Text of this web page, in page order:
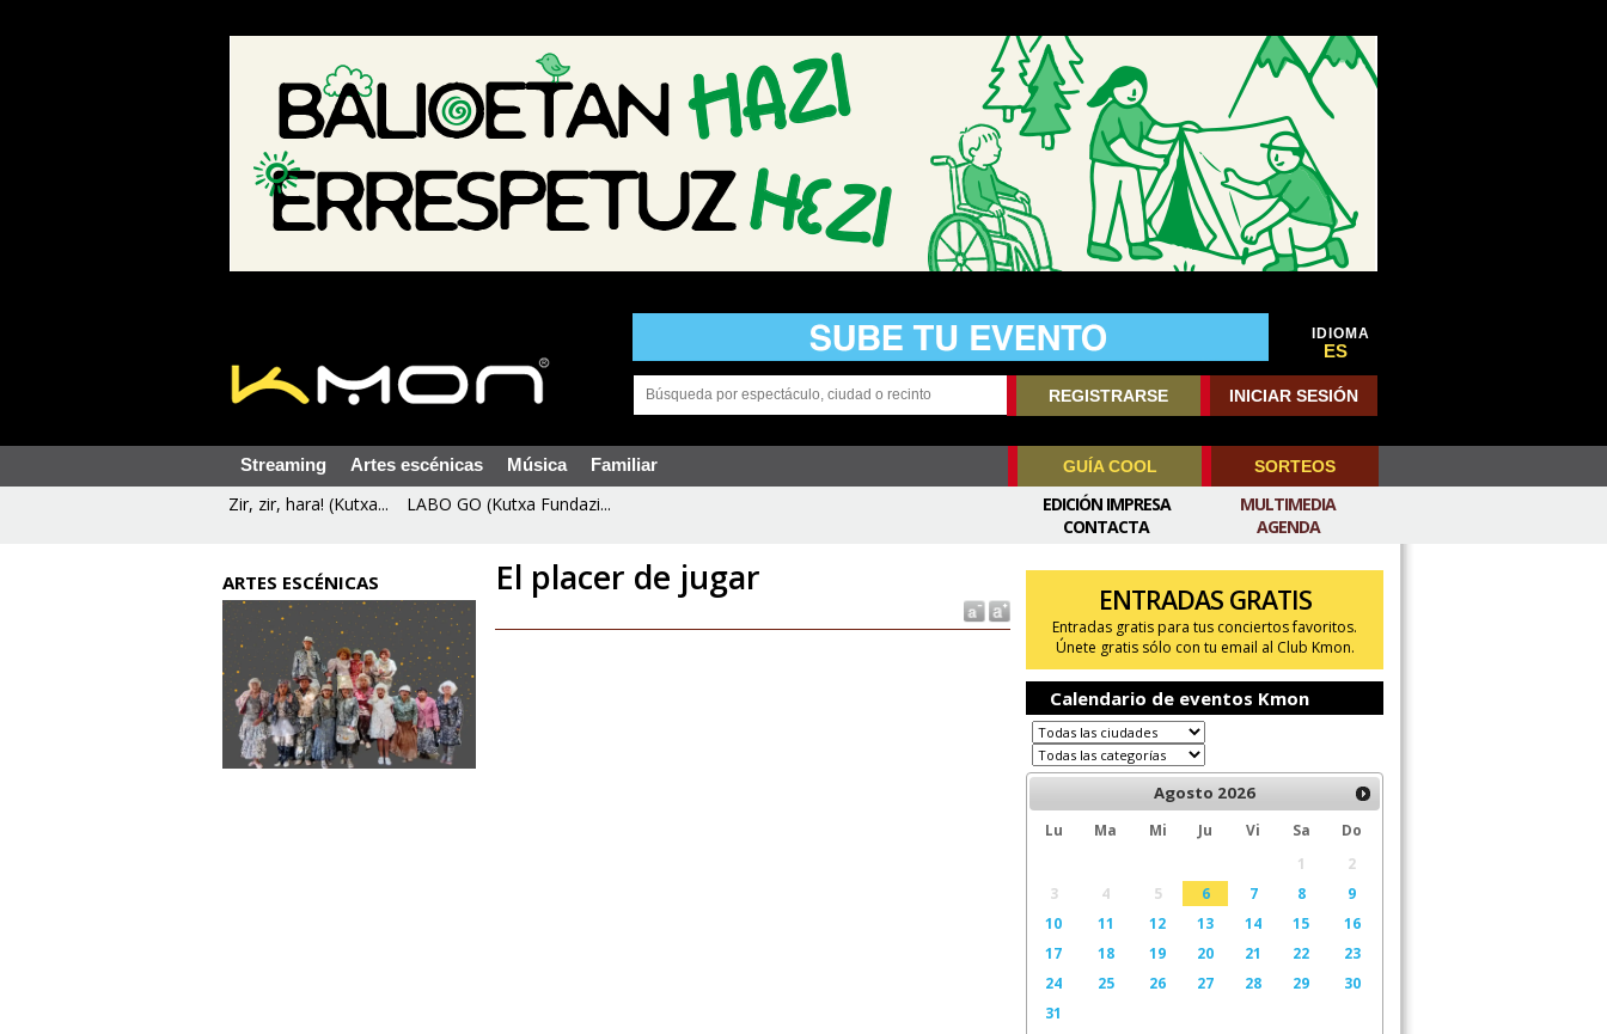
IDIOMA
ES
REGISTRARSE INICIAR SESIÓN
Streaming Artes escénicas Música Familiar GUÍA COOL SORTEOS
Zir, zir, hara! (Kutxa... LABO GO (Kutxa Fundazi...
MULTIMEDIA
AGENDA
EDICIÓN IMPRESA
CONTACTA
ARTES ESCÉNICAS El placer de jugar
ENTRADAS GRATIS
Entradas gratis para tus conciertos favoritos.
Únete gratis sólo con tu email al Club Kmon.
Calendario de eventos Kmon
Agosto 2026
Lu Ma Mi Ju Vi Sa
Do
1
2
3
4 5 6 7 8
9
10
11 12 13 14 15
16
17
18 19 20 21 22
23
24
25 26 27 28 29
30
31